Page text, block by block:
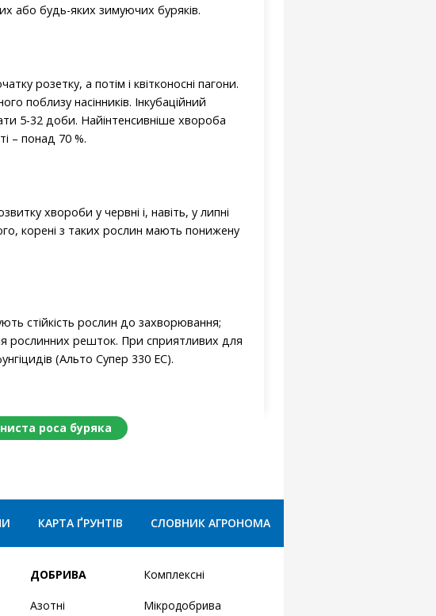
або будь-яких зимуючих буряків.
розетку, а потім і квітконосні пагони.
поблизу насінників. Інкубаційний
5-32 доби. Найінтенсивніше хвороба
– понад 70 %.
хвороби у червні і, навіть, у липні
корені з таких рослин мають понижену
стійкість рослин до захворювання;
рослинних решток. При сприятливих для
(Альто Супер 330 ЕС).
роса буряка
КАРТА ҐРУНТІВ СЛОВНИК АГРОНОМА
ДОБРИВА
Азотні
Комплексні
Мікродобрива